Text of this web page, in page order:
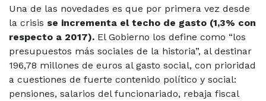
Una de las novedades es que por primera vez desde
la crisis se incrementa el techo de gasto (1,3% con
respecto a 2017). El Gobierno los define como “los
presupuestos más sociales de la historia”, al destinar
196,78 millones de euros al gasto social, con prioridad
a cuestiones de fuerte contenido político y social:
pensiones, salarios del funcionariado, rebaja fiscal